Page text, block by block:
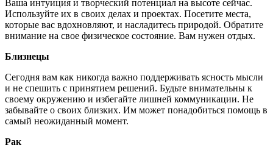
Ваша интуиция и творческий потенциал на высоте сейчас.
Используйте их в своих делах и проектах. Посетите места,
которые вас вдохновляют, и насладитесь природой. Обратите
внимание на свое физическое состояние. Вам нужен отдых.
Близнецы
Сегодня вам как никогда важно поддерживать ясность мысли
и не спешить с принятием решений. Будьте внимательны к
своему окружению и избегайте лишней коммуникации. Не
забывайте о своих близких. Им может понадобиться помощь в
самый неожиданный момент.
Рак